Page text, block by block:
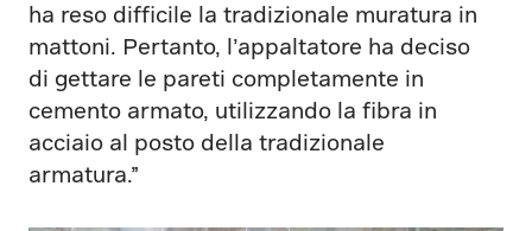
ha reso difficile la tradizionale muratura in
mattoni. Pertanto, l’appaltatore ha deciso
di gettare le pareti completamente in
cemento armato, utilizzando la fibra in
acciaio al posto della tradizionale
armatura.”